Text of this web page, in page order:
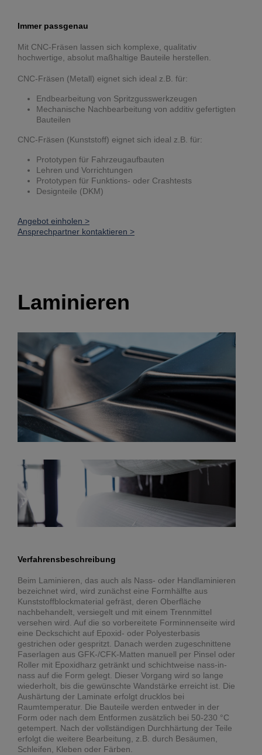
Immer passgenau
Mit CNC-Fräsen lassen sich komplexe, qualitativ
hochwertige, absolut maßhaltige Bauteile herstellen.
CNC-Fräsen (Metall) eignet sich ideal z.B. für:
Endbearbeitung von Spritzgusswerkzeugen
Mechanische Nachbearbeitung von additiv gefertigten
Bauteilen
CNC-Fräsen (Kunststoff) eignet sich ideal z.B. für:
Prototypen für Fahrzeugaufbauten
Lehren und Vorrichtungen
Prototypen für Funktions- oder Crashtests
Designteile (DKM)
Angebot einholen >
Ansprechpartner kontaktieren >
Laminieren
Verfahrensbeschreibung
Beim Laminieren, das auch als Nass- oder Handlaminieren
bezeichnet wird, wird zunächst eine Formhälfte aus
Kunststoffblockmaterial gefräst, deren Oberfläche
nachbehandelt, versiegelt und mit einem Trennmittel
versehen wird. Auf die so vorbereitete Forminnenseite wird
eine Deckschicht auf Epoxid- oder Polyesterbasis
gestrichen oder gespritzt. Danach werden zugeschnittene
Faserlagen aus GFK-/CFK-Matten manuell per Pinsel oder
Roller mit Epoxidharz getränkt und schichtweise nass-in-
nass auf die Form gelegt. Dieser Vorgang wird so lange
wiederholt, bis die gewünschte Wandstärke erreicht ist. Die
Aushärtung der Laminate erfolgt drucklos bei
Raumtemperatur. Die Bauteile werden entweder in der
Form oder nach dem Entformen zusätzlich bei 50-230 °C
getempert. Nach der vollständigen Durchhärtung der Teile
erfolgt die weitere Bearbeitung, z.B. durch Besäumen,
Schleifen, Kleben oder Färben.